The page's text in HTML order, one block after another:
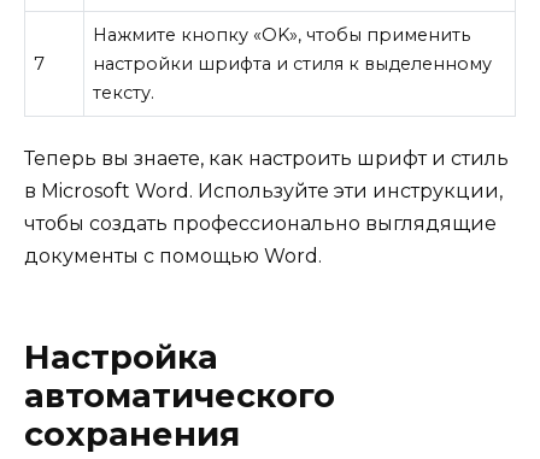
7
Нажмите кнопку «OK», чтобы применить
настройки шрифта и стиля к выделенному
тексту.
Теперь вы знаете, как настроить шрифт и стиль
в Microsoft Word. Используйте эти инструкции,
чтобы создать профессионально выглядящие
документы с помощью Word.
Настройка
автоматического
сохранения